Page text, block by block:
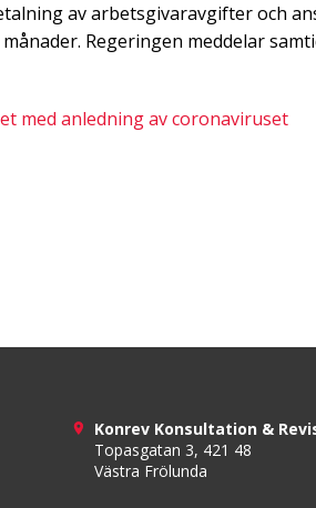
av arbetsgivaravgifter och
Regeringen meddelar
med anledning av coronaviruset
Konrev Konsultation &
Topasgatan 3, 421 48
Västra Frölunda